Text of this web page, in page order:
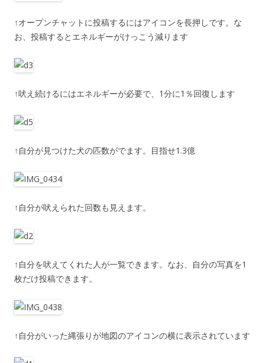
↑オープンチャットに投稿するにはアイコンを長押しです。な
お、投稿するとエネルギーがけっこう減ります
↑吠え続けるにはエネルギーが必要で、1分に1％回復します
↑自分が見つけた犬の匹数がでます。目指せ1.3億
↑自分が吠えられた回数も見えます。
↑自分を吠えてくれた人が一覧できます。なお、自分の写真を1
枚だけ投稿できます。
↑自分がいった縄張りが地図のアイコンの横に表示されています